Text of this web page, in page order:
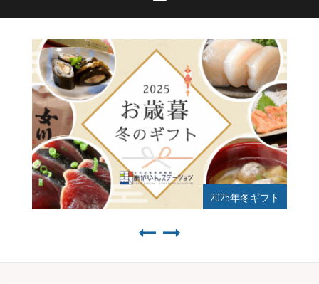
2025年夏ギフト始まりました！